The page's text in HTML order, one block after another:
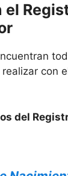
con
del